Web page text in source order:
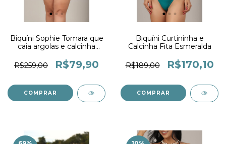
Biquíni Sophie Tomara que
caia argolas e calcinha
R$259,00
R$79,90
COMPRAR
Biquíni Curtininha e
Calcinha Fita Esmeralda
R$189,00 R$170,10
COMPRAR